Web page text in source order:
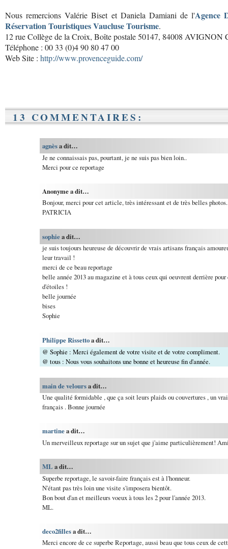
Nous remercions Valérie Biset et Daniela Damiani de l'Agence
Réservation Touristiques Vaucluse Tourisme.
12 rue Collège de la Croix, Boîte postale 50147, 84008 AVIGNON
Téléphone : 00 33 (0)4 90 80 47 00
Web Site : http://www.provenceguide.com/
13 COMMENTAIRES:
agnèsa dit…
Je ne connaissais pas, pourtant, je ne suis pas bien loin..
Merci pour ce reportage
Anonyme a dit…
Bonjour, merci pour cet article, très intéressant et de très belles photos.
PATRICIA
sophiea dit…
je suis toujours heureuse de découvrir de vrais artisans français
leur travail !
merci de ce beau reportage
belle année 2013 au magazine et à tous ceux qui oeuvrent derrière
d'étoiles !
belle journée
bises
Sophie
Philippe Rissettoa dit…
@ Sophie : Merci également de votre visite et de votre compliment.
@ tous : Nous vous souhaitons une bonne et heureuse fin d'année.
main de veloursa dit…
Une qualité formidable , que ça soit leurs plaids ou couvertures , un
français . Bonne journée
martinea dit…
Un merveilleux reportage sur un sujet que j'aime particulièrement!
ML a dit…
Superbe reportage, le savoir-faire français est à l'honneur.
N'étant pas très loin une visite s'imposera bientôt.
Bon bout d'an et meilleurs voeux à tous les 2 pour l'année 2013.
ML.
deco2fillesa dit…
Merci encore de ce superbe Reportage, aussi beau que tous ceux de